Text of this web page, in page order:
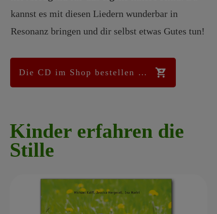
kannst es mit diesen Liedern wunderbar in
Resonanz bringen und dir selbst etwas Gutes tun!
Die CD im Shop bestellen …
Kinder erfahren die
Stille